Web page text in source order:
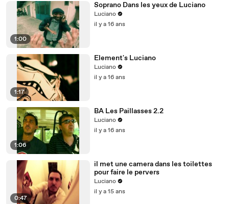
1:00
Soprano Dans les yeux de Luciano
Luciano
il y a 16 ans
1:17
Element's Luciano
Luciano
il y a 16 ans
1:06
BA Les Paillasses 2.2
Luciano
il y a 16 ans
0:47
il met une camera dans les toilettes
pour faire le pervers
Luciano
il y a 15 ans